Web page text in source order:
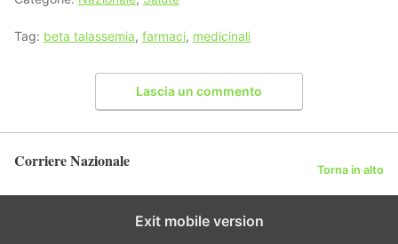
Tag: beta talassemia, farmaci, medicinali
Lascia un commento
Corriere Nazionale Torna in alto
Exit mobile version